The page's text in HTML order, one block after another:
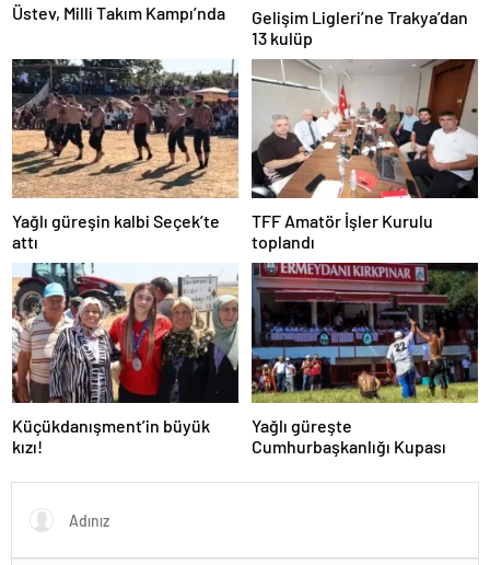
Üstev, Milli Takım Kampı’nda
Gelişim Ligleri’ne Trakya’dan
13 kulüp
Yağlı güreşin kalbi Seçek’te
attı
TFF Amatör İşler Kurulu
toplandı
Küçükdanışment’in büyük
kızı!
Yağlı güreşte
Cumhurbaşkanlığı Kupası